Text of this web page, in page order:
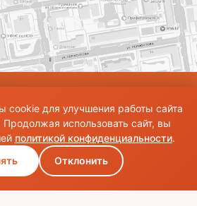
на изображения и тексты принадлежат их
оферта
для улучшения работы сайта
Продолжая использовать сайт, вы
политикой конфиденциальности.
Отклонить